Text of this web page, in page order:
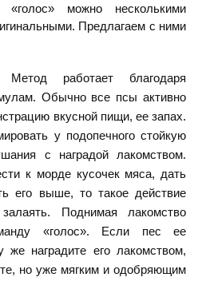
можно несколькими
Предлагаем с ними
Метод работает благодаря
Обычно все псы активно
вкусной пищи, ее запах.
у подопечного стойкую
с наградой лакомством.
к морде кусочек мяса, дать
его выше, то такое действие
Поднимая лакомство
«голос». Если пес ее
же наградите его лакомством,
но уже мягким и одобряющим